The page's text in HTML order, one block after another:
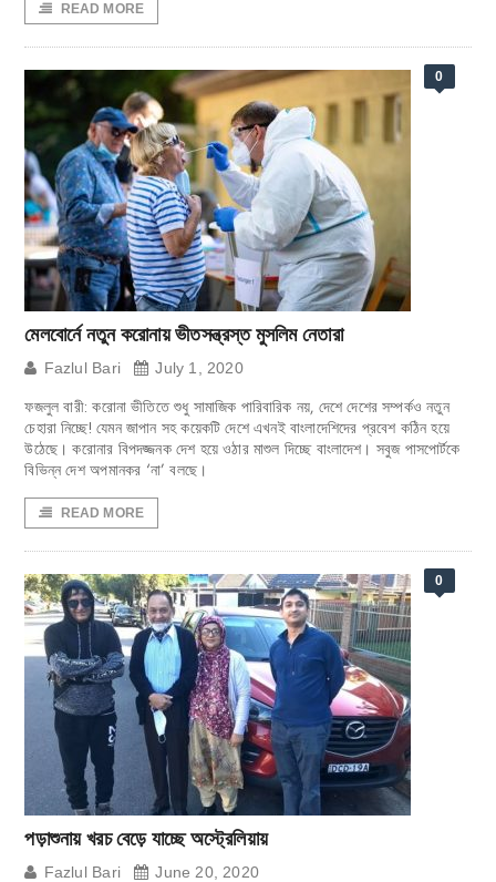
READ MORE
0
মেলবোর্নে নতুন করোনায় ভীতসন্ত্রস্ত মুসলিম নেতারা
Fazlul Bari July 1, 2020
ফজলুল বারী: করোনা ভীতিতে শুধু সামাজিক পারিবারিক নয়, দেশে দেশের সম্পর্কও নতুন
চেহারা নিচ্ছে! যেমন জাপান সহ কয়েকটি দেশে এখনই বাংলাদেশিদের প্রবেশ কঠিন হয়ে
উঠেছে। করোনার বিপদজ্জনক দেশ হয়ে ওঠার মাশুল দিচ্ছে বাংলাদেশ। সবুজ পাসপোর্টকে
বিভিন্ন দেশ অপমানকর ‘না’ বলছে।
READ MORE
0
পড়াশুনায় খরচ বেড়ে যাচ্ছে অস্ট্রেলিয়ায়
Fazlul Bari June 20, 2020